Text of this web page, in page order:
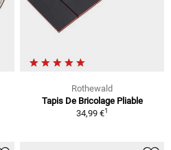
Rothewald
Tapis De Bricolage Pliable
34,99 €1